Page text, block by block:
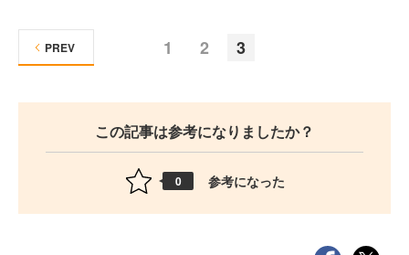
1 2 3
PREV
この記事は参考になりましたか？
0 参考になった